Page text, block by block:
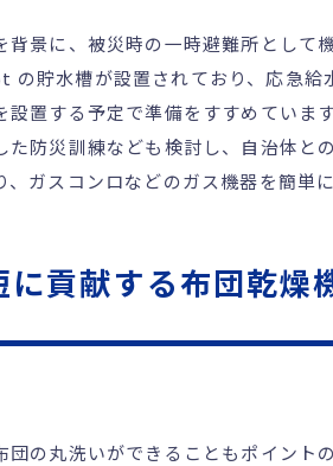
背景に、被災時の一時避難所として
の貯水槽が設置されており、応急
置する予定で準備をすすめていま
た防災訓練なども検討し、自治体と
ガスコンロなどのガス機器を簡単
に貢献する布団乾燥
団の丸洗いができることもポイントの